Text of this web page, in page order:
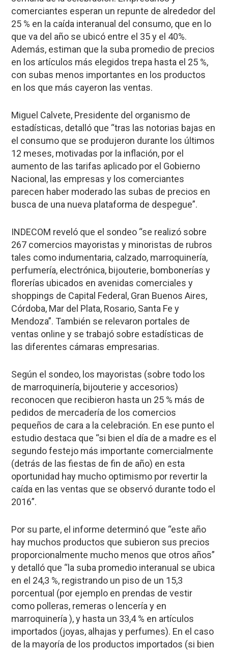
comerciantes esperan un repunte de alrededor del
25 % en la caída interanual del consumo, que en lo
que va del año se ubicó entre el 35 y el 40%.
Además, estiman que la suba promedio de precios
en los artículos más elegidos trepa hasta el 25 %,
con subas menos importantes en los productos
en los que más cayeron las ventas.
Miguel Calvete, Presidente del organismo de
estadísticas, detalló que “tras las notorias bajas en
el consumo que se produjeron durante los últimos
12 meses, motivadas por la inflación, por el
aumento de las tarifas aplicado por el Gobierno
Nacional, las empresas y los comerciantes
parecen haber moderado las subas de precios en
busca de una nueva plataforma de despegue”.
INDECOM reveló que el sondeo “se realizó sobre
267 comercios mayoristas y minoristas de rubros
tales como indumentaria, calzado, marroquinería,
perfumería, electrónica, bijouterie, bombonerías y
florerías ubicados en avenidas comerciales y
shoppings de Capital Federal, Gran Buenos Aires,
Córdoba, Mar del Plata, Rosario, Santa Fe y
Mendoza”. También se relevaron portales de
ventas online y se trabajó sobre estadísticas de
las diferentes cámaras empresarias.
Según el sondeo, los mayoristas (sobre todo los
de marroquinería, bijouterie y accesorios)
reconocen que recibieron hasta un 25 % más de
pedidos de mercadería de los comercios
pequeños de cara a la celebración. En ese punto el
estudio destaca que “si bien el día de a madre es el
segundo festejo más importante comercialmente
(detrás de las fiestas de fin de año) en esta
oportunidad hay mucho optimismo por revertir la
caída en las ventas que se observó durante todo el
2016”.
Por su parte, el informe determinó que “este año
hay muchos productos que subieron sus precios
proporcionalmente mucho menos que otros años”
y detalló que “la suba promedio interanual se ubica
en el 24,3 %, registrando un piso de un 15,3
porcentual (por ejemplo en prendas de vestir
como polleras, remeras o lencería y en
marroquinería ), y hasta un 33,4 % en artículos
importados (joyas, alhajas y perfumes). En el caso
de la mayoría de los productos importados (si bien